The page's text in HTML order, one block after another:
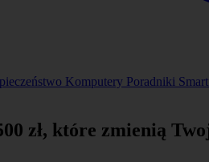
Komputery Poradniki
zł, które zmienią